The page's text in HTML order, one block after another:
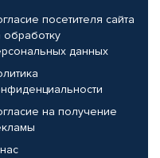
посетителя сайта
обработку
данных
на получение